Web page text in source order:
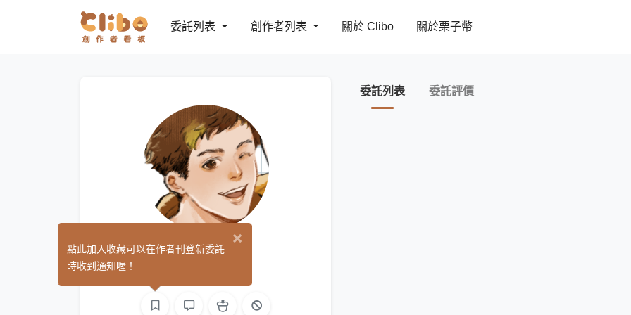
委託列表 創作者列表 關於 Clibo 關於栗子幣
Kin阿禁
委託列表 委託評價
×
點此加入收藏可以在作者刊登新委託
時收到通知喔！